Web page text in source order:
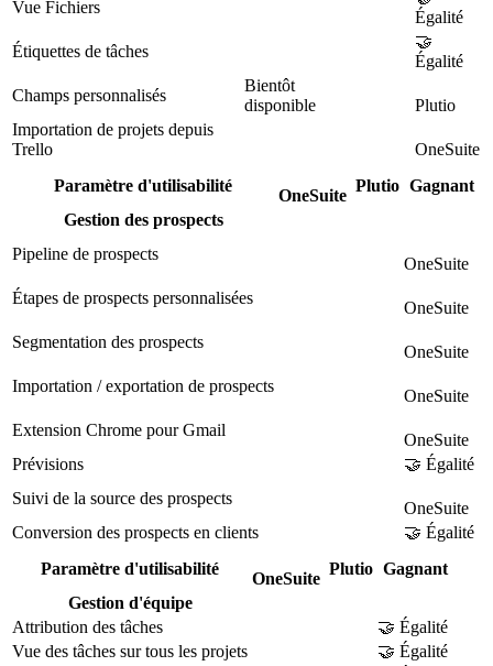
Vue Fichiers
Égalité
Étiquettes de tâches
🤝
Égalité
Champs personnalisés
Bientôt
disponible
Plutio
Importation de projets depuis
Trello
OneSuite
Paramètre d'utilisabilité
OneSuite
Plutio Gagnant
Gestion des prospects
Pipeline de prospects
OneSuite
Étapes de prospects personnalisées
OneSuite
Segmentation des prospects
OneSuite
Importation / exportation de prospects
OneSuite
Extension Chrome pour Gmail
OneSuite
Prévisions
🤝 Égalité
Suivi de la source des prospects
OneSuite
Conversion des prospects en clients
🤝 Égalité
Paramètre d'utilisabilité
OneSuite
Plutio Gagnant
Gestion d'équipe
Attribution des tâches
🤝 Égalité
Vue des tâches sur tous les projets
🤝 Égalité